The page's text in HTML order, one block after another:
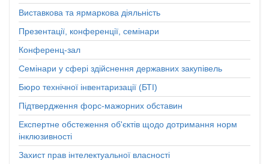
Виставкова та ярмаркова діяльність
Презентації, конференції, семінари
Конференц-зал
Семінари у сфері здійснення державних закупівель
Бюро технічної інвентаризації (БТІ)
Підтвердження форс-мажорних обставин
Експертне обстеження об'єктів щодо дотримання норм
інклюзивності
Захист прав інтелектуальної власності